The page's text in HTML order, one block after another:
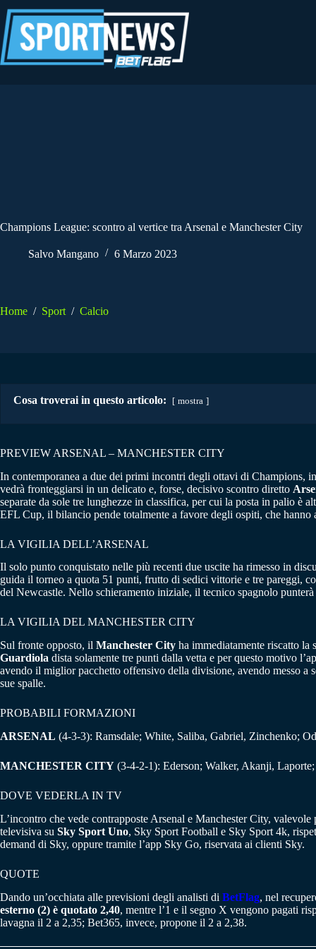
al
contenuto
Champions League: scontro al vertice tra Arsenal e Manchester City
Salvo Mangano 6 Marzo 2023
Home / Sport / Calcio
Cosa troverai in questo articolo: mostra
PREVIEW ARSENAL – MANCHESTER CITY
In contemporanea a due dei primi incontri degli ottavi di Champions,
vedrà fronteggiarsi in un delicato e, forse, decisivo scontro diretto
separate da sole tre lunghezze in classifica, per cui la posta in palio è
EFL Cup, il bilancio pende totalmente a favore degli ospiti, che
LA VIGILIA DELL’ARSENAL
Il solo punto conquistato nelle più recenti due uscite ha rimesso in
guida il torneo a quota 51 punti, frutto di sedici vittorie e tre pareggi,
del Newcastle. Nello schieramento iniziale, il tecnico spagnolo punterà
LA VIGILIA DEL MANCHESTER CITY
Sul fronte opposto, il Manchester City ha immediatamente riscatto
Guardiola dista solamente tre punti dalla vetta e per questo motivo
avendo il miglior pacchetto offensivo della divisione, avendo messo a
sue spalle.
PROBABILI FORMAZIONI
ARSENAL (4-3-3): Ramsdale; White, Saliba, Gabriel, Zinchenko;
MANCHESTER CITY (3-4-2-1): Ederson; Walker, Akanji,
DOVE VEDERLA IN TV
L’incontro che vede contrapposte Arsenal e Manchester City,
televisiva su Sky Sport Uno, Sky Sport Football e Sky Sport 4k,
demand di Sky, oppure tramite l’app Sky Go, riservata ai clienti Sky.
QUOTE
Dando un’occhiata alle previsioni degli analisti di BetFlag, nel
esterno (2) è quotato 2,40, mentre l’1 e il segno X vengono pagati
lavagna il 2 a 2,35; Bet365, invece, propone il 2 a 2,38.